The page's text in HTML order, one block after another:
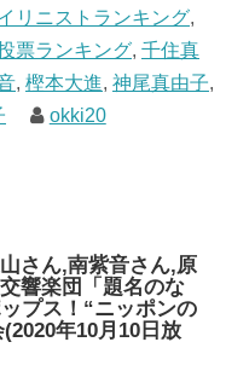
リニストランキング,
票ランキング, 千住真
, 樫本大進, 神尾真由子,
okki20
さん,南紫音さん,原
響楽団「題名のな
プス！“ニッポンの
年10月10日放